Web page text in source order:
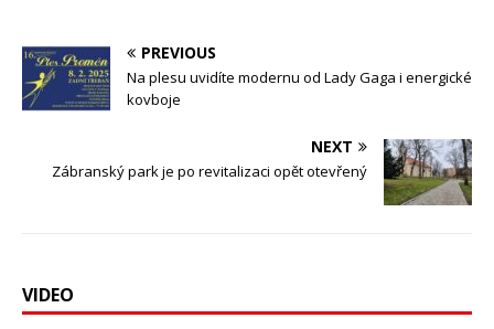
PREVIOUS
Na plesu uvidíte modernu od Lady Gaga i energické
kovboje
NEXT
Zábranský park je po revitalizaci opět otevřený
VIDEO